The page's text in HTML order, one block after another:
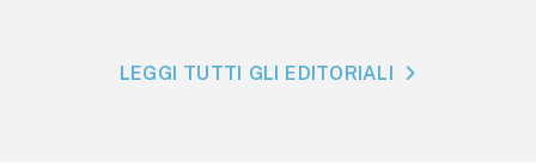
LEGGI TUTTI GLI EDITORIALI